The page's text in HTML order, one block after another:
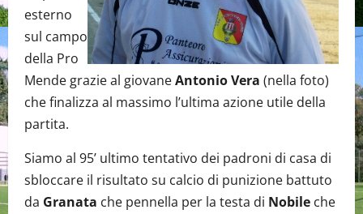
esterno
sul campo
della Pro
Mende grazie al giovaneAntonio Vera (nella foto)
che finalizza al massimo l’ultima azione utile della
partita.
Siamo al 95’ ultimo tentativo dei padroni di casa di
sbloccare il risultato su calcio di punizione battuto
da Granata che pennella per la testa di Nobile che